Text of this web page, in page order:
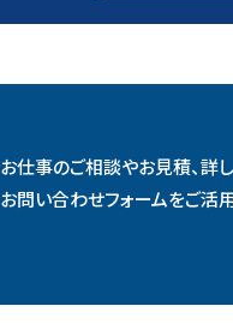
お仕事のご相談やお見積、詳
お問い合わせフォームをご活用